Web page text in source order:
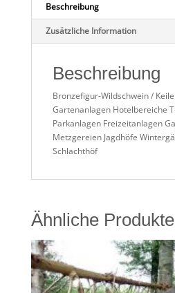
Beschreibung
Zusätzliche Information
Beschreibung
Bronzefigur-Wildschwein /
Gartenanlagen Hotelbereiche
Parkanlagen Freizeitanlagen
Metzgereien Jagdhöfe
Schlachthöf
Ähnliche Produkte